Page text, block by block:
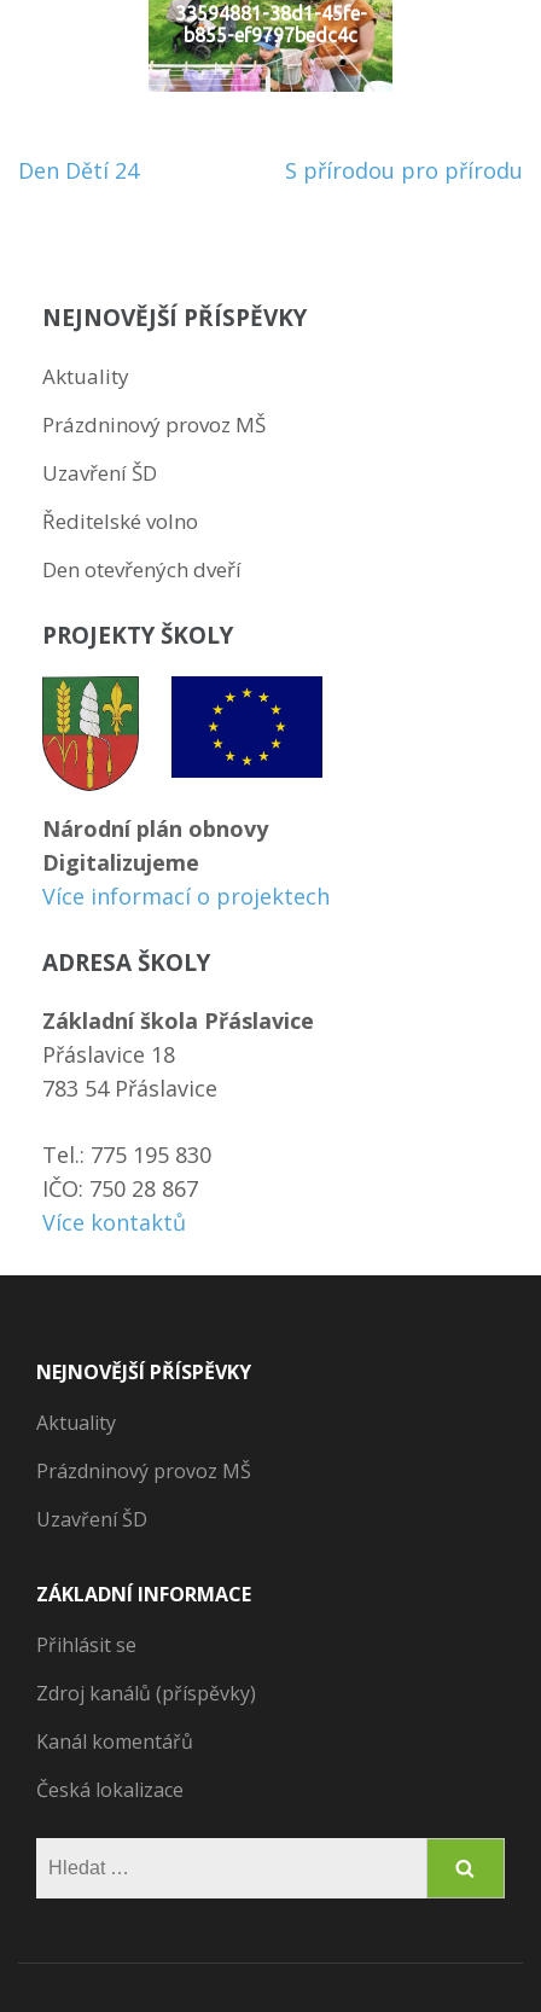
33594881-38d1-45fe-
b855-ef9797bedc4c
Navigace
Den Dětí 24 S přírodou pro přírodu
NEJNOVĚJŠÍ PŘÍSPĚVKY
Aktuality
Prázdninový provoz MŠ
Uzavření ŠD
Ředitelské volno
Den otevřených dveří
PROJEKTY ŠKOLY
Národní plán obnovy
Digitalizujeme
Více informací o projektech
ADRESA ŠKOLY
Základní škola Přáslavice
Přáslavice 18
783 54 Přáslavice
Tel.: 775 195 830
IČO: 750 28 867
Více kontaktů
NEJNOVĚJŠÍ PŘÍSPĚVKY
Aktuality
Prázdninový provoz MŠ
Uzavření ŠD
ZÁKLADNÍ INFORMACE
Přihlásit se
Zdroj kanálů (příspěvky)
Kanál komentářů
Česká lokalizace